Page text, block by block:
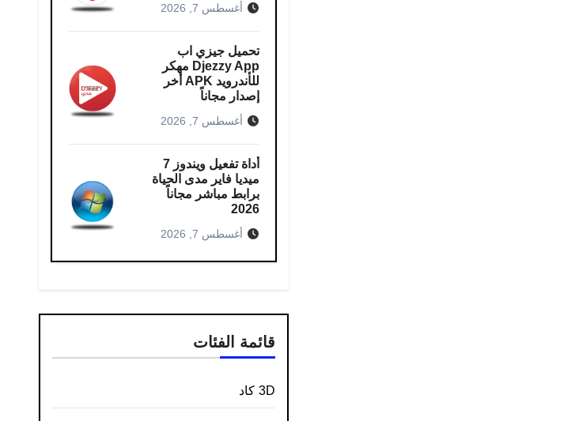
أغسطس 7, 2026
تحميل جيزي اب
Djezzy App مهكر
للأندرويد APK أخر
إصدار مجاناً
أغسطس 7, 2026
أداة تفعيل ويندوز 7
ميديا فاير مدى الحياة
برابط مباشر مجاناً
2026
أغسطس 7, 2026
قائمة الفئات
3D كاد